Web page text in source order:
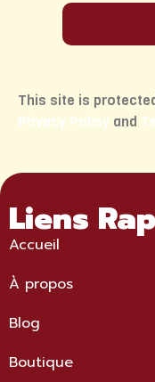
This site is
Privacy Policy and
Liens
Accueil
À propos
Blog
Boutique